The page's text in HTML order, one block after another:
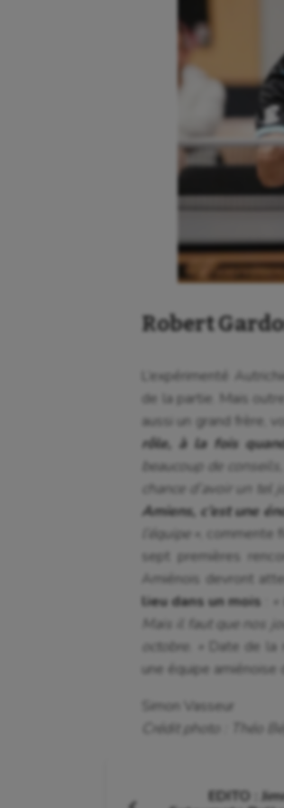
Robert
L’expérimenté
de la partie. Mais
aussi un grand frère,
rôle, à la fois
beaucoup de
chance d’avoir un
Amiens, c’est une
l’équipe »
,
sept premières
Amiénois devront
lieu dans un mois
Mais il faut que nos
octobre. »
Date de la
une équipe
Simon Vasseur
Crédit photo : Théo
EDITO :